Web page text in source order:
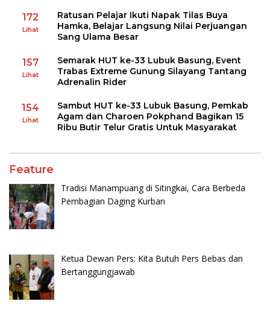
172
Lihat
Ratusan Pelajar Ikuti Napak Tilas Buya
Hamka, Belajar Langsung Nilai Perjuangan
Sang Ulama Besar
157
Lihat
Semarak HUT ke-33 Lubuk Basung, Event
Trabas Extreme Gunung Silayang Tantang
Adrenalin Rider
154
Lihat
Sambut HUT ke-33 Lubuk Basung, Pemkab
Agam dan Charoen Pokphand Bagikan 15
Ribu Butir Telur Gratis Untuk Masyarakat
Feature
Tradisi Manampuang di Sitingkai, Cara Berbeda
Pembagian Daging Kurban
Ketua Dewan Pers: Kita Butuh Pers Bebas dan
Bertanggungjawab